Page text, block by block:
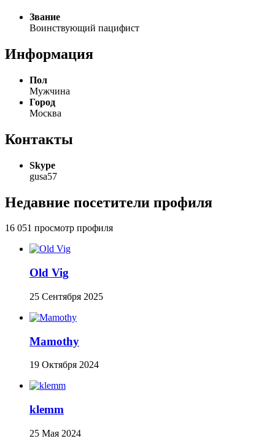
Звание
Воинствующий пацифист
Информация
Пол
Мужчина
Город
Москва
Контакты
Skype
gusa57
Недавние посетители профиля
16 051 просмотр профиля
Old Vig
25 Сентября 2025
Mamothy
19 Октября 2024
klemm
25 Мая 2024